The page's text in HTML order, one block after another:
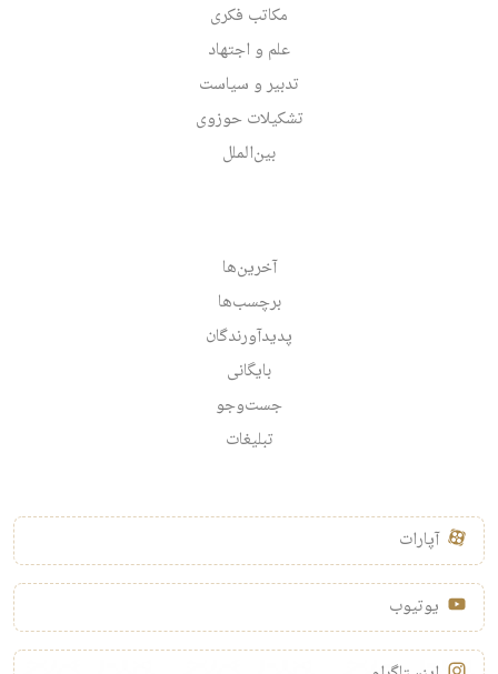
مکاتب فکری
علم و اجتهاد
تدبیر و سیاست
تشکیلات حوزوی
بین‌الملل
آخرین‌ها
برچسب‌ها
پدیدآورندگان
بایگانی
جست‌وجو
تبلیغات
آپارات
یوتیوب